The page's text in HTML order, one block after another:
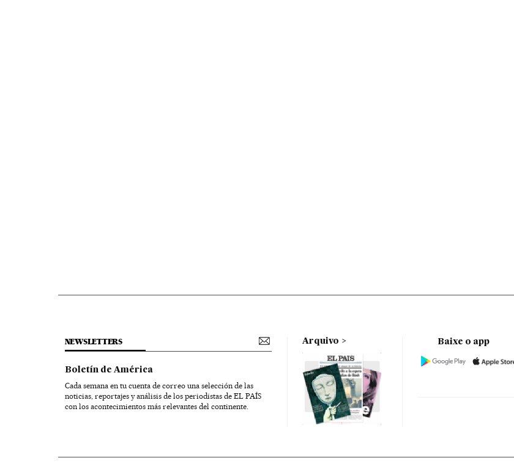
NEWSLETTERS
Boletín de América
Cada semana en tu cuenta de correo una selección de las
noticias, reportajes y análisis de los periodistas de EL PAÍS
con los acontecimientos más relevantes del continente.
Arquivo Baixe o app